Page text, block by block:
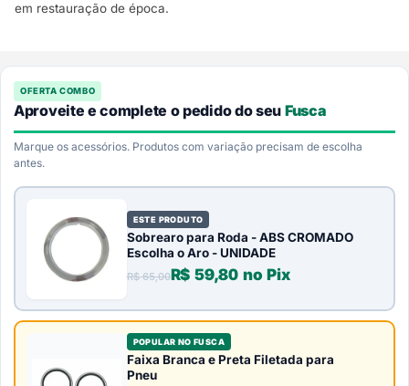
em restauração de época.
OFERTA COMBO
Aproveite e complete o pedido do seu Fusca
Marque os acessórios. Produtos com variação precisam de escolha
antes.
ESTE PRODUTO
Sobrearo para Roda - ABS CROMADO
Escolha o Aro - UNIDADE
R$65,00R$ 59,80no Pix
POPULAR NO FUSCA
Faixa Branca e Preta Filetada para
Pneu